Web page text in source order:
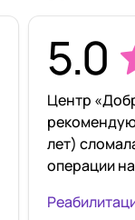
5.0
Центр
лет)
операции